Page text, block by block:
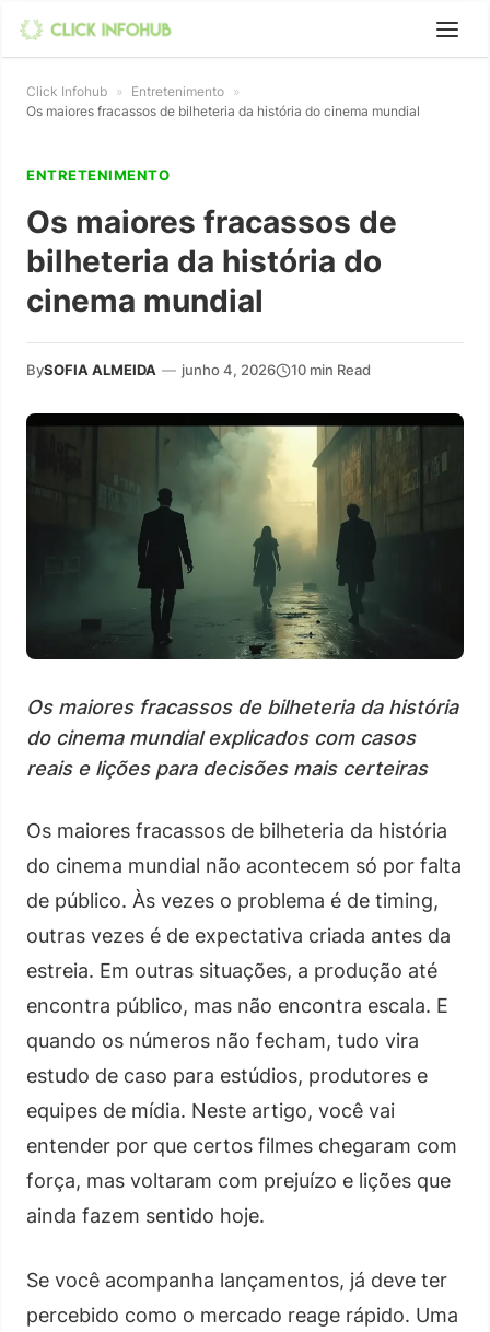
Click Infohub » Entretenimento »
Os maiores fracassos de bilheteria da história do cinema mundial
ENTRETENIMENTO
Os maiores fracassos de
bilheteria da história do
cinema mundial
BySOFIA ALMEIDA — junho 4, 2026 10 min Read
Os maiores fracassos de bilheteria da história
do cinema mundial explicados com casos
reais e lições para decisões mais certeiras
Os maiores fracassos de bilheteria da história
do cinema mundial não acontecem só por falta
de público. Às vezes o problema é de timing,
outras vezes é de expectativa criada antes da
estreia. Em outras situações, a produção até
encontra público, mas não encontra escala. E
quando os números não fecham, tudo vira
estudo de caso para estúdios, produtores e
equipes de mídia. Neste artigo, você vai
entender por que certos filmes chegaram com
força, mas voltaram com prejuízo e lições que
ainda fazem sentido hoje.
Se você acompanha lançamentos, já deve ter
percebido como o mercado reage rápido. Uma